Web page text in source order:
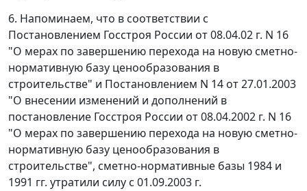
6. Напоминаем, что в соответствии с
Постановлением Госстроя России от 08.04.02 г. N 16
"О мерах по завершению перехода на новую сметно-
нормативную базу ценообразования в
строительстве" и Постановлением N 14 от 27.01.2003
"О внесении изменений и дополнений в
постановление Госстроя России от 08.04.2002 г. N 16
"О мерах по завершению перехода на новую сметно-
нормативную базу ценообразования в
строительстве", сметно-нормативные базы 1984 и
1991 гг. утратили силу с 01.09.2003 г.